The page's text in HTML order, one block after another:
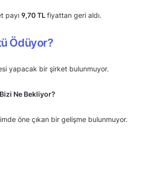
payı 9,70 TLfiyattan geri aldı.
Ödüyor?
yapacak bir şirket bulunmuyor.
Ne Bekliyor?
öne çıkan bir gelişme bulunmuyor.